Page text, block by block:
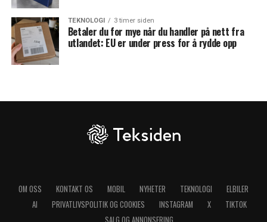
TEKNOLOGI 3 timer siden
Betaler du for mye når du handler på nett fra
utlandet: EU er under press for å rydde opp
OM OSS KONTAKT OS MOBIL NYHETER TEKNOLOGI
ELBILER
AI
PRIVATLIVSPOLITIK OG COOKIES INSTAGRAM X
TIKTOK